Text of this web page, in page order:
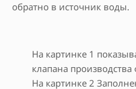
обратно в источник воды.
На картинке 1
клапана
На картинке 2